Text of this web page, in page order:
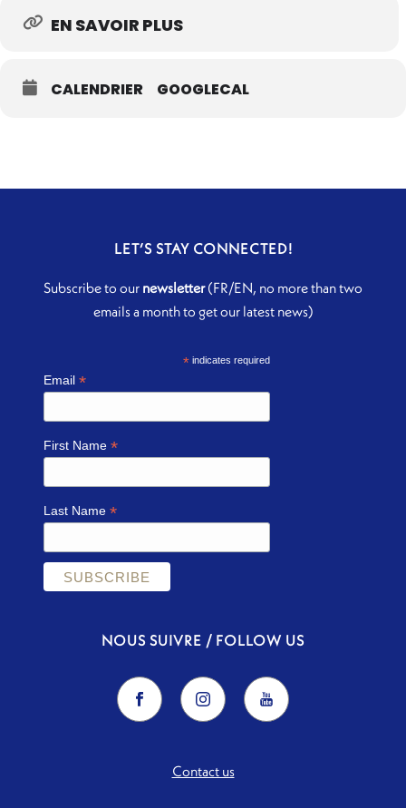
EN SAVOIR PLUS
CALENDRIER GOOGLECAL
LET’S STAY CONNECTED!
Subscribe to our newsletter(FR/EN, no more than two
emails a month to get our latest news)
*indicates required
Email*
First Name*
Last Name*
NOUS SUIVRE / FOLLOW US
Contact us